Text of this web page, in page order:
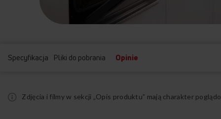
Specyfikacja Pliki do pobrania Opinie
Zdjęcia i filmy w sekcji „Opis produktu” mają charakter